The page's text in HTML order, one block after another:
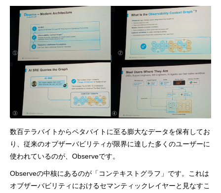
数百テラバイトからペタバイトに至る膨大なデータを保有してお
り、従来のオブザーバビリティが限界に達した多くのユーザーに
使われているのが、Observeです。
Observeの中核にあるのが「コンテキストグラフ」です。これは
オブザーバビリティにおけるセマンティックレイヤーと見なすこ